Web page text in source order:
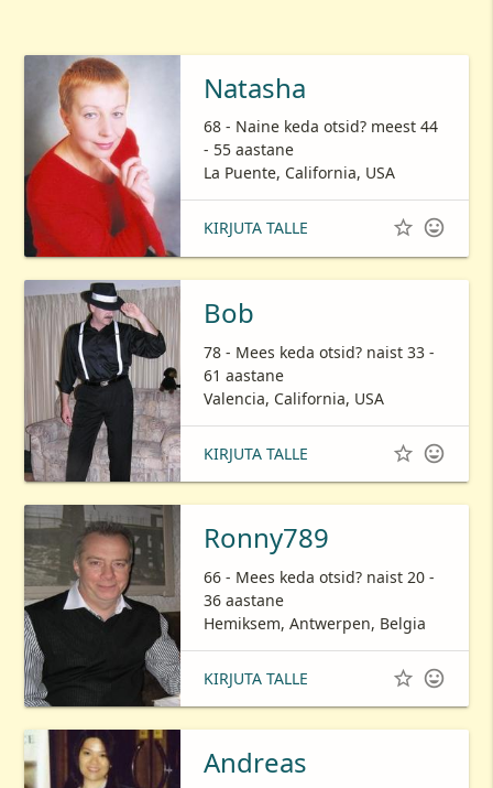
Natasha
68 - Naine keda otsid? meest 44
- 55 aastane
La Puente, California, USA
KIRJUTA TALLE  
Bob
78 - Mees keda otsid? naist 33 -
61 aastane
Valencia, California, USA
KIRJUTA TALLE  
Ronny789
66 - Mees keda otsid? naist 20 -
36 aastane
Hemiksem, Antwerpen, Belgia
KIRJUTA TALLE  
Andreas